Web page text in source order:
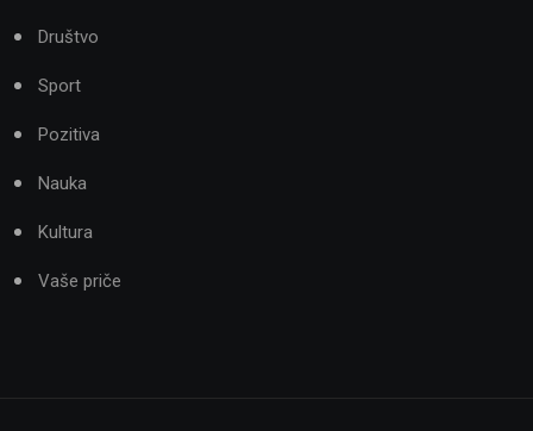
Društvo
Sport
Pozitiva
Nauka
Kultura
Vaše priče